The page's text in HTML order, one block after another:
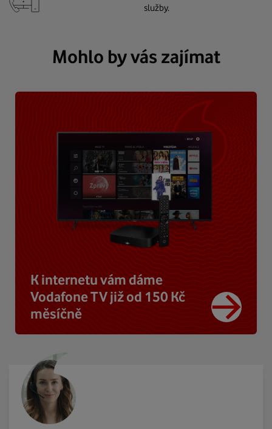
služby.
Mohlo by vás zajímat
K internetu vám dáme
Vodafone TV již od 150 Kč
měsíčně